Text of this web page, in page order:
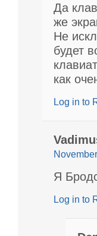
Да
же
Не
будет
как
Log in to
Я
Log in to